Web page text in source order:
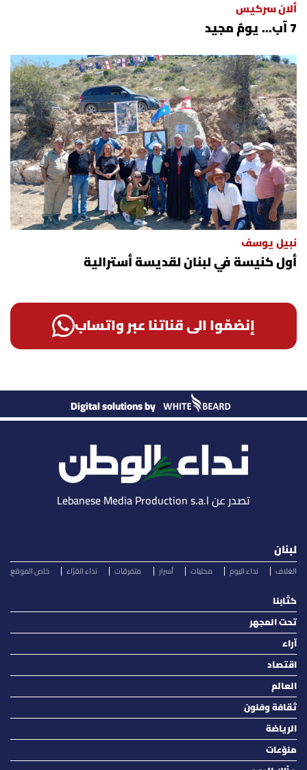
ألان سركيس
7 آب... يومٌ مجيد
نبيل يوسف
أول كنيسة في لبنان لقديسة أسترالية
إنضمّوا الى قناتنا عبر واتساب
Digital solutions by
تصدر عن Lebanese Media Production s.a.l
لبنان
الغلاف نداء اليوم محليات أسرار متفرقات نداء القرّاء خاص الموقع
كتّابنا
تحت المجهر
آراء
اقتصاد
العالم
ثقافة وفنون
الرياضة
منوّعات